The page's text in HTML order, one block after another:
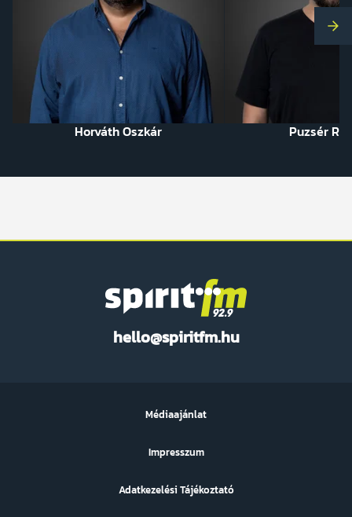
Horváth Oszkár Puzsér
hello@spiritfm.hu
FM
Médiaajánlat
Impresszum
Adatkezelési Tájékoztató